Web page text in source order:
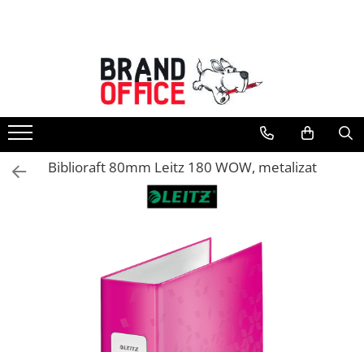
Unitate Protejata - PRODUCTIE
Hartie copiator si produse
tipografice
Produse consumabile din hartie
Detergenti si dezinfectanti
Agende, calendare si organizatoare
Agende personalizabile
Birotica si papetarie
Hartie si articole din hartie
Biblioraft 80mm Leitz 180 WOW, metalizat